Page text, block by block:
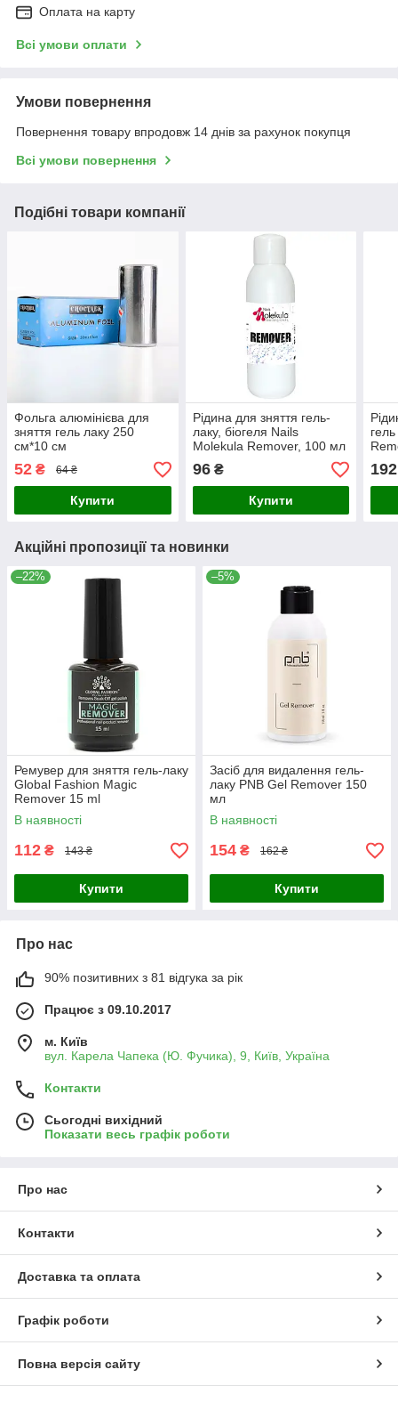
Оплата на карту
Всі умови оплати
Умови повернення
Повернення товару впродовж 14 днів за рахунок покупця
Всі умови повернення
Подібні товари компанії
Фольга алюмінієва для
зняття гель лаку 250
см*10 см
52 ₴ 64 ₴
Купити
Рідина для зняття гель-
лаку, біогеля Nails
Molekula Remover, 100 мл
96₴
Купити
192
Акційні пропозиції та новинки
–22%
Ремувер для зняття гель-лаку
Global Fashion Magic
Remover 15 ml
В наявності
112 ₴ 143 ₴
Купити
–5%
Засіб для видалення гель-
лаку PNB Gel Remover 150
мл
В наявності
154 ₴ 162 ₴
Купити
Про нас
90% позитивних з 81 відгука за рік
Працює з 09.10.2017
м. Київ
вул. Карела Чапека (Ю. Фучика), 9, Київ, Україна
Контакти
Сьогодні вихідний
Показати весь графік роботи
Про нас
Контакти
Доставка та оплата
Графік роботи
Повна версія сайту